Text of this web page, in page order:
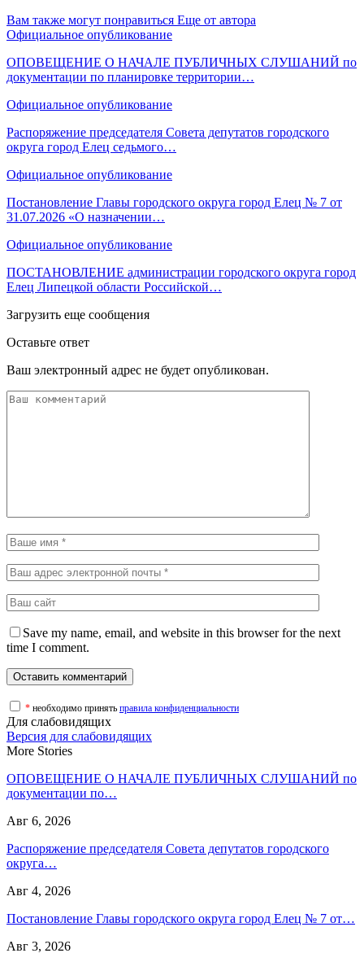
Вам также могут понравиться Еще от автора
Официальное опубликование
ОПОВЕЩЕНИЕ О НАЧАЛЕ ПУБЛИЧНЫХ СЛУШАНИЙ по
документации по планировке территории…
Официальное опубликование
Распоряжение председателя Совета депутатов городского
округа город Елец седьмого…
Официальное опубликование
Постановление Главы городского округа город Елец № 7 от
31.07.2026 «О назначении…
Официальное опубликование
ПОСТАНОВЛЕНИЕ администрации городского округа город
Елец Липецкой области Российской…
Загрузить еще сообщения
Оставьте ответ
Ваш электронный адрес не будет опубликован.
Save my name, email, and website in this browser for the next
time I comment.
* необходимо принять правила конфиденциальности
Для слабовидящих
Версия для слабовидящих
More Stories
ОПОВЕЩЕНИЕ О НАЧАЛЕ ПУБЛИЧНЫХ СЛУШАНИЙ по
документации по…
Авг 6, 2026
Распоряжение председателя Совета депутатов городского
округа…
Авг 4, 2026
Постановление Главы городского округа город Елец № 7 от…
Авг 3, 2026